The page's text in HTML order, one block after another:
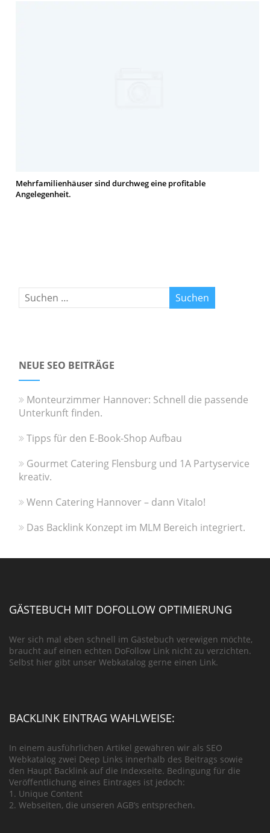
Mehrfamilienhäuser sind durchweg eine profitable
Angelegenheit.
NEUE SEO BEITRÄGE
Monteurzimmer Hannover: Schnell die passende
Unterkunft finden.
Tipps für den E-Book-Shop Aufbau
Gourmet Catering Flensburg und 1A Partyservice
kreativ.
Wenn Catering Hannover – dann Vitalo!
Das Backlink Konzept im MLM Bereich integriert.
GÄSTEBUCH MIT DOFOLLOW OPTIMIERUNG
Wer sich mal eben schnell im Gästebuch verewigen möchte,
braucht auf einen echten DoFollow Link nicht zu verzichten.
Selbst hier gibt unser Webkatalog gerne einen Link.
BACKLINK EINTRAG WAHLWEISE:
In einem ausführlichen Artikel gewähren wir als SEO
Webkatalog zwei Deep Links innerhalb des Beitrags sowie
den Haupt Backlink auf die Indexseite. Bedingung für die
Veröffentlichung eines Eintrages ist jedoch:
1. Unique Content
2. Webseiten, die unseren AGB’s entsprechen.